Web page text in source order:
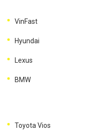
VinFast
Hyundai
Lexus
BMW
Toyota Vios